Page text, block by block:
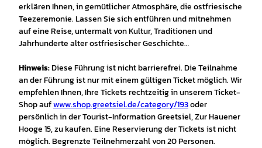
erklären Ihnen, in gemütlicher Atmosphäre, die ostfriesische
Teezeremonie. Lassen Sie sich entführen und mitnehmen
auf eine Reise, untermalt von Kultur, Traditionen und
Jahrhunderte alter ostfriesischer Geschichte…
Hinweis:Diese Führung ist nicht barrierefrei. Die Teilnahme
an der Führung ist nur mit einem gültigen Ticket möglich. Wir
empfehlen Ihnen, Ihre Tickets rechtzeitig in unserem Ticket-
Shop aufwww.shop.greetsiel.de/category/193oder
persönlich in der Tourist-Information Greetsiel, Zur Hauener
Hooge 15, zu kaufen. Eine Reservierung der Tickets ist nicht
möglich. Begrenzte Teilnehmerzahl von 20 Personen.